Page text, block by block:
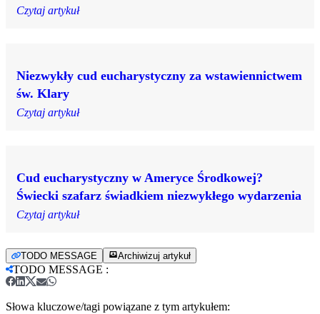
Czytaj artykuł
Niezwykły cud eucharystyczny za wstawiennictwem
św. Klary
Czytaj artykuł
Cud eucharystyczny w Ameryce Środkowej?
Świecki szafarz świadkiem niezwykłego wydarzenia
Czytaj artykuł
TODO MESSAGE Archiwizuj artykuł
TODO MESSAGE :
Słowa kluczowe/tagi powiązane z tym artykułem: